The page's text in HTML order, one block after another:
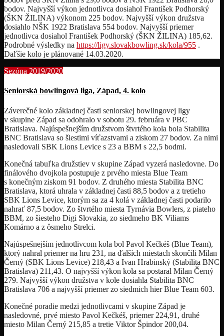
bodov. Najvyšší výkon jednotlivca dosiahol František Podhorský
(ŠKN ŽILINA) výkonom 225 bodov. Najvyšší výkon družstva
dosiahlo NŠK 1922 Bratislava 554 bodov. Najvyšší priemer
jednotlivca dosiahol František Podhorský (ŠKN ŽILINA) 185,62.
Podrobné výsledky na https://ligy.slovakbowling.sk/kola/955 .
Daľšie kolo je plánované 14.03.2020.
Sezóna 2019/2020
Seniorská bowlingová liga, Západ, 4. kolo
Záverečné kolo základnej časti seniorskej bowlingovej ligy
v skupine Západ sa odohralo v sobotu 29. februára v PBC
Bratislava. Najúspešnejším družstvom štvrtého kola bola Stabilita
BNC Bratislava so šiestimi víťazstvami a ziskom 27 bodov. Za nimi
nasledovali SBK Lions Levice s 23 a BBM s 22,5 bodmi.
Konečná tabuľka družstiev v skupine Západ vyzerá nasledovne. Do
finálového dvojkola postupuje z prvého miesta Blue Team
s konečným ziskom 91 bodov. Z druhého miesta Stabilita BNC
Bratislava, ktorá uhrala v základnej časti 88,5 bodov a z tretieho
SBK Lions Levice, ktorým sa za 4 kolá v základnej časti podarilo
nahrať 87,5 bodov. Zo štvrtého miesta Tyrnávia Bowlers, z piateho
BBM, zo šiesteho Digi Slovakia, zo siedmeho BK Viliams
Komárno a z ôsmeho Strelci.
Najúspešnejším jednotlivcom kola bol Pavol Kečkéš (Blue Team),
ktorý nahral priemer na hru 231, na ďalších miestach skončili Milan
Černý (SBK Lions Levice) 218,43 a Ivan Hrabinský (Stabilita BNC
Bratislava) 211,43. O najvyšší výkon kola sa postaral Milan Černý
279. Najvyšší výkon družstva v kole dosiahla Stabilita BNC
Bratislava 706 a najvyšší priemer zo siedmich hier Blue Team 603.
Konečné poradie medzi jednotlivcami v skupine Západ je
nasledovné, prvé miesto Pavol Kečkéš, priemer 224,91, druhé
miesto Milan Černý 215,85 a tretie Viktor Špindor 200,04.